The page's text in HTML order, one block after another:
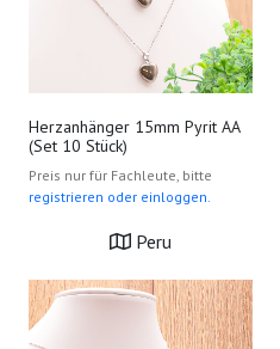
Herzanhänger 15mm Pyrit AA
(Set 10 Stück)
Preis nur für Fachleute, bitte
registrieren oder einloggen.
Peru